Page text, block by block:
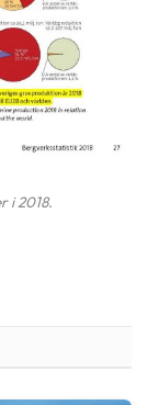
i 2018.